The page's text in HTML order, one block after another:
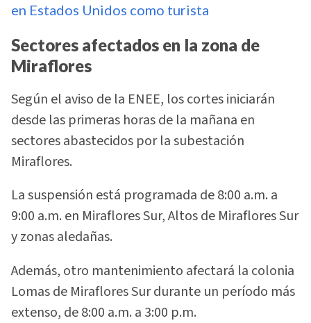
en Estados Unidos como turista
Sectores afectados en la zona de
Miraflores
Según el aviso de la ENEE, los cortes iniciarán
desde las primeras horas de la mañana en
sectores abastecidos por la subestación
Miraflores.
La suspensión está programada de 8:00 a.m. a
9:00 a.m. en Miraflores Sur, Altos de Miraflores Sur
y zonas aledañas.
Además, otro mantenimiento afectará la colonia
Lomas de Miraflores Sur durante un período más
extenso, de 8:00 a.m. a 3:00 p.m.